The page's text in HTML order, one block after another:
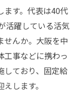
ます。代表は40代
活躍している活気
せんか。大阪を中
事などに携わっ
しており、固定給
します。